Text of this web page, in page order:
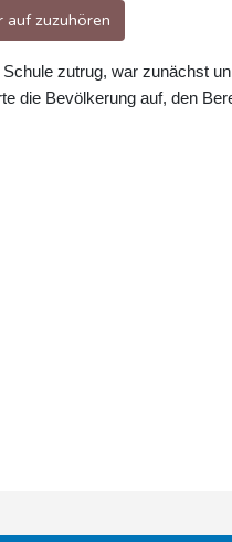
auf zuzuhören
zutrug, war zunächst
die Bevölkerung auf, den